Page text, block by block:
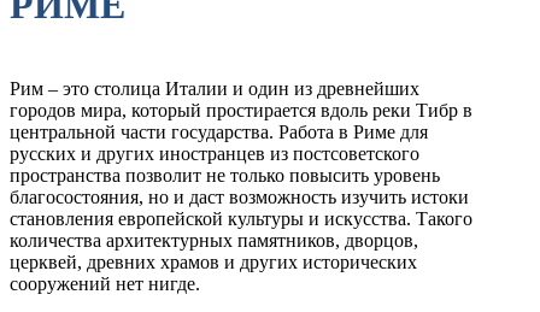
Рим – это столица Италии и один из древнейших
городов мира, который простирается вдоль реки Тибр в
центральной части государства. Работа в Риме для
русских и других иностранцев из постсоветского
пространства позволит не только повысить уровень
благосостояния, но и даст возможность изучить истоки
становления европейской культуры и искусства. Такого
количества архитектурных памятников, дворцов,
церквей, древних храмов и других исторических
сооружений нет нигде.